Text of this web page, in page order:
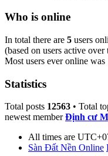
Who is online
In total there are 5 users
(based on users active over
Most users ever online was
Statistics
Total posts 12563 • Total
newest memberĐịnh cư
All times are
Sàn Đất Nền Online